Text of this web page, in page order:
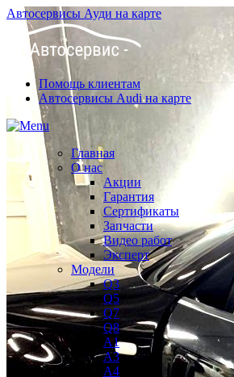
Автосервисы Ауди на карте
Помощь клиентам
Автосервисы Audi на карте
Главная
О нас
Акции
Гарантия
Сертификаты
Запчасти
Видео работ
Эксперт
Модели
Q3
Q5
Q7
Q8
A1
A3
A4